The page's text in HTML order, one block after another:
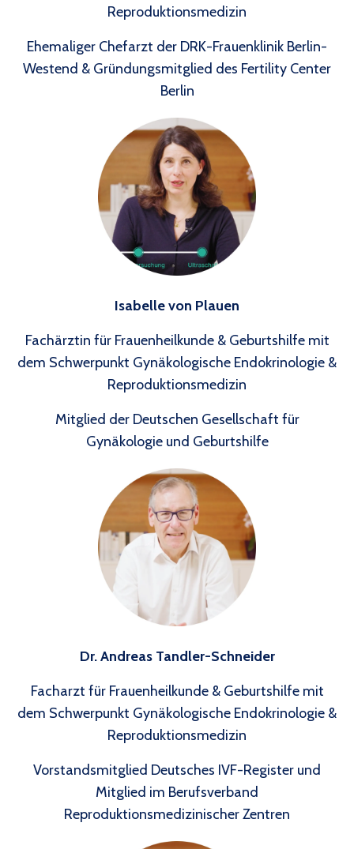
Reproduktionsmedizin
Ehemaliger Chefarzt der DRK-Frauenklinik Berlin-
Westend & Gründungsmitglied des Fertility Center
Berlin
Isabelle von Plauen
Fachärztin für Frauenheilkunde & Geburtshilfe mit
dem Schwerpunkt Gynäkologische Endokrinologie &
Reproduktionsmedizin
Mitglied der Deutschen Gesellschaft für
Gynäkologie und Geburtshilfe
Dr. Andreas Tandler-Schneider
Facharzt für Frauenheilkunde & Geburtshilfe mit
dem Schwerpunkt Gynäkologische Endokrinologie &
Reproduktionsmedizin
Vorstandsmitglied Deutsches IVF-Register und
Mitglied im Berufsverband
Reproduktionsmedizinischer Zentren